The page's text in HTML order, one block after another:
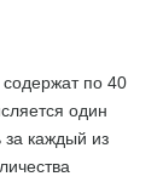
по 40
один
каждый из